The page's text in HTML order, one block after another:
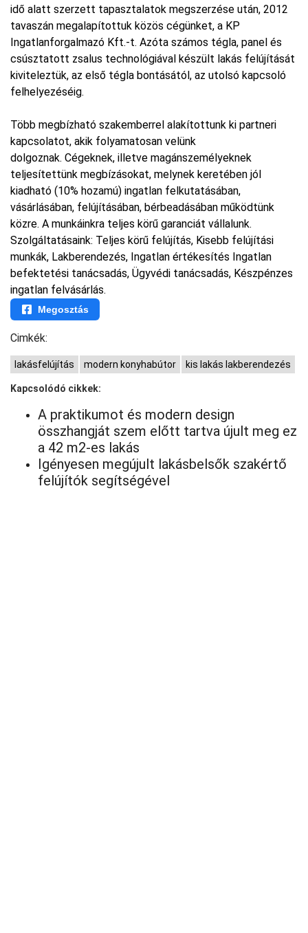
idő alatt szerzett tapasztalatok megszerzése után, 2012
tavaszán megalapítottuk közös cégünket, a KP
Ingatlanforgalmazó Kft.-t. Azóta számos tégla, panel és
csúsztatott zsalus technológiával készült lakás felújítását
kiviteleztük, az első tégla bontásától, az utolsó kapcsoló
felhelyezéséig.
Több megbízható szakemberrel alakítottunk ki partneri
kapcsolatot, akik folyamatosan velünk
dolgoznak. Cégeknek, illetve magánszemélyeknek
teljesítettünk megbízásokat, melynek keretében jól
kiadható (10% hozamú) ingatlan felkutatásában,
vásárlásában, felújításában, bérbeadásában működtünk
közre. A munkáinkra teljes körű garanciát vállalunk.
Szolgáltatásaink: Teljes körű felújítás, Kisebb felújítási
munkák, Lakberendezés, Ingatlan értékesítés Ingatlan
befektetési tanácsadás, Ügyvédi tanácsadás, Készpénzes
ingatlan felvásárlás.
Megosztás
Cimkék:
lakásfelújítás modern konyhabútor kis lakás lakberendezés
Kapcsolódó cikkek:
A praktikumot és modern design
összhangját szem előtt tartva újult meg ez
a 42 m2-es lakás
Igényesen megújult lakásbelsők szakértő
felújítók segítségével